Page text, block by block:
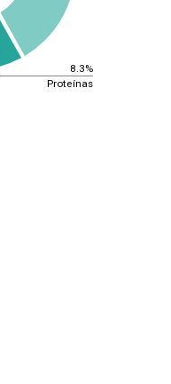
8.3%
Proteínas